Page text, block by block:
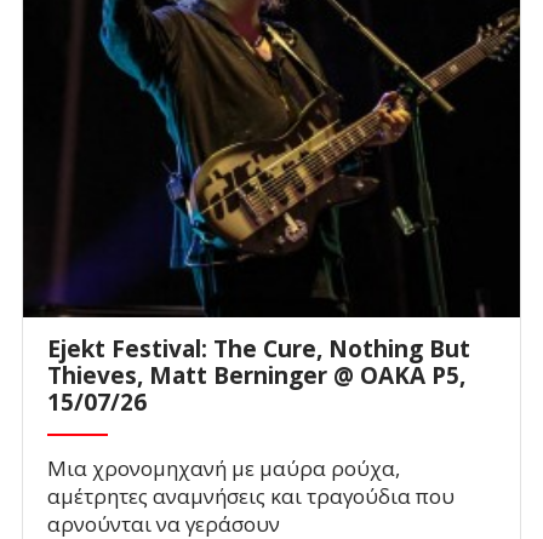
Ejekt Festival: The Cure, Nothing But
Thieves, Matt Berninger @ ΟΑΚΑ P5,
15/07/26
Μια χρονομηχανή με μαύρα ρούχα,
αμέτρητες αναμνήσεις και τραγούδια που
αρνούνται να γεράσουν